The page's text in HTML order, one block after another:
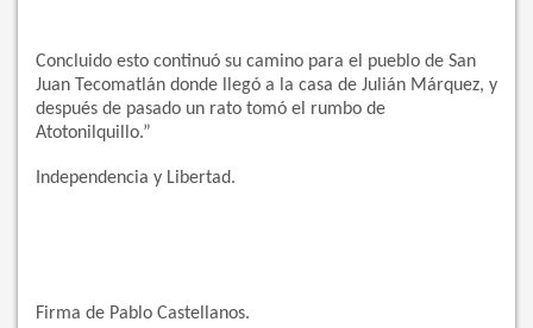
Concluido esto continuó su camino para el pueblo de San
Juan Tecomatlán donde llegó a la casa de Julián Márquez, y
después de pasado un rato tomó el rumbo de
Atotonilquillo.”
Independencia y Libertad.
Firma de Pablo Castellanos.